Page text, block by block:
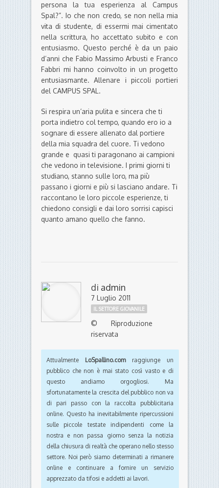
persona la tua esperienza al Campus
Spal?”. Io che non credo, se non nella mia
vita di studente, di essermi mai cimentato
nella scrittura, ho accettato subito e con
entusiasmo. Questo perché è da un paio
d’anni che Fabio Massimo Arbusti e Franco
Fabbri mi hanno coinvolto in un progetto
entusiasmante. Allenare i piccoli portieri
del CAMPUS SPAL.
Si respira un’aria pulita e sincera che ti
porta indietro col tempo, quando ero io a
sognare di essere allenato dal portiere
della mia squadra del cuore. Ti vedono
grande e quasi ti paragonano ai campioni
che vedono in televisione. I primi giorni ti
studiano, stanno sulle loro, ma più
passano i giorni e più si lasciano andare. Ti
raccontano le loro piccole esperienze, ti
chiedono consigli e dai loro sorrisi capisci
quanto amano quello che fanno.
di admin
7 Luglio 2011
IL SETTORE GIOVANILE
© Riproduzione
riservata
Attualmente LoSpallino.comraggiunge un
pubblico che non è mai stato così vasto e di
questo andiamo orgogliosi. Ma
sfortunatamente la crescita del pubblico non va
di pari passo con la raccolta pubblicitaria
online. Questo ha inevitabilmente ripercussioni
sulle piccole testate indipendenti come la
nostra e non passa giorno senza la notizia
della chiusura di realtà che operano nello stesso
settore. Noi però siamo determinati a rimanere
online e continuare a fornire un servizio
apprezzato da tifosi e addetti ai lavori.